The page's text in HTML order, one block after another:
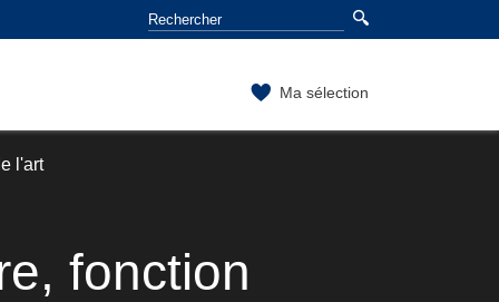
Ma sélection
l'art
fonction